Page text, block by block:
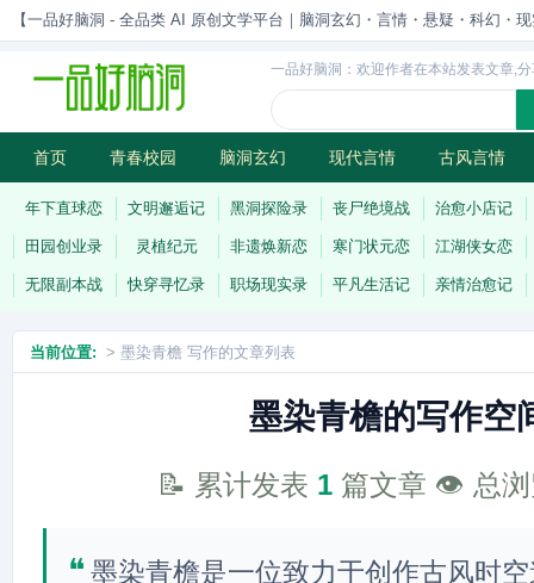
【一品好脑洞 - 全品类 AI 原创文学平台｜脑洞玄幻・言情・悬疑・科幻・
一品好脑洞：欢迎作者在本站发表文章,
首页 青春校园 脑洞玄幻 现代言情 古风言情
历史权谋 武侠江湖 灵异志怪 连载
年下直球恋 文明邂逅记 黑洞探险录 丧尸绝境战 治愈小店记
田园创业录 灵植纪元 非遗焕新恋 寒门状元恋 江湖侠女恋
无限副本战 快穿寻忆录 职场现实录 平凡生活记 亲情治愈记
当前位置: > 墨染青檐 写作的文章列表
墨染青檐的写作空
📝 累计发表 1篇文章 👁️ 总
❝ 墨染青檐是一位致力于创作古风时